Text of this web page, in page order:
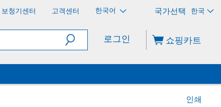
보청기센터 고객센터 한국어 한국
로그인 쇼핑카트
인쇄